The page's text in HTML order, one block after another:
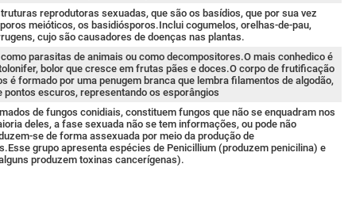
reprodutoras sexuadas, que são os basídios, que por sua vez
meióticos, os basidiósporos.Inclui cogumelos, orelhas-de-pau,
cujo são causadores de doenças nas plantas.
parasitas de animais ou como decompositores.O mais conhedico é
bolor que cresce em frutas pães e doces.O corpo de frutificação
é formado por uma penugem branca que lembra filamentos de algodão,
pontos escuros, representando os esporângios
de fungos conidiais, constituem fungos que não se enquadram nos
deles, a fase sexuada não se tem informações, ou pode não
se de forma assexuada por meio da produção de
grupo apresenta espécies de Penicillium (produzem penicilina) e
produzem toxinas cancerígenas).